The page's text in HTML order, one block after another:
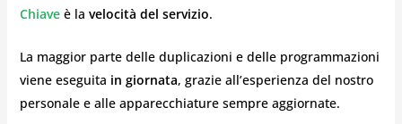
Chiave è la velocità del servizio.
La maggior parte delle duplicazioni e delle programmazioni
viene eseguita in giornata, grazie all’esperienza del nostro
personale e alle apparecchiature sempre aggiornate.